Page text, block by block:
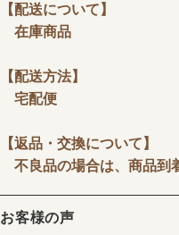
【配送について】
在庫商品
【配送方法】
宅配便
【返品・交換について】
不良品の場合は、商品到
お客様の声